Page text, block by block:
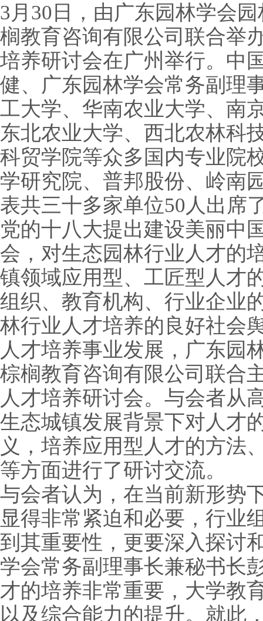
3月30日，由广东园林学会
榈教育咨询有限公司联合举
培养研讨会在广州举行。中
健、广东园林学会常务副理
工大学、华南农业大学、南
东北农业大学、西北农林科
科贸学院等众多国内专业院
学研究院、普邦股份、岭南
表共三十多家单位50人出席
党的十八大提出建设美丽中
会，对生态园林行业人才的
镇领域应用型、工匠型人才
组织、教育机构、行业企业
林行业人才培养的良好社会
人才培养事业发展，广东园
棕榈教育咨询有限公司联合
人才培养研讨会。与会者从
生态城镇发展背景下对人才
义，培养应用型人才的方法
等方面进行了研讨交流。
与会者认为，在当前新形势
显得非常紧迫和必要，行业
到其重要性，更要深入探讨
学会常务副理事长兼秘书长
才的培养非常重要，大学教
以及综合能力的提升。就此